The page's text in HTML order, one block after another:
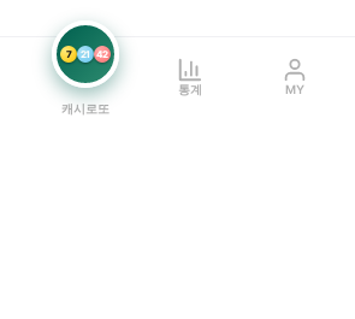
7 21 42
캐시로또
통계 MY